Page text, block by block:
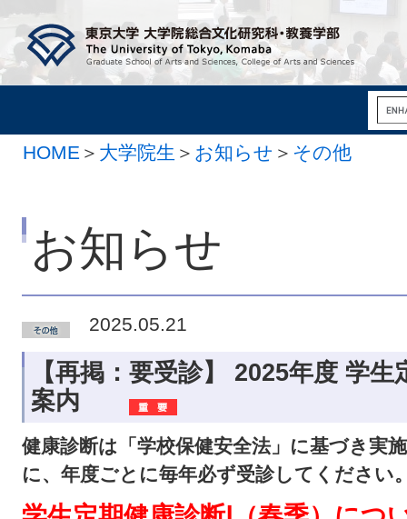
HOME ＞ 大学院生 ＞ お知らせ ＞ その他
お知らせ
2025.05.21
【再掲：要受診】 2025年度 学
案内
健康診断は「学校保健安全法」に基づき実
に、年度ごとに毎年必ず受診してください